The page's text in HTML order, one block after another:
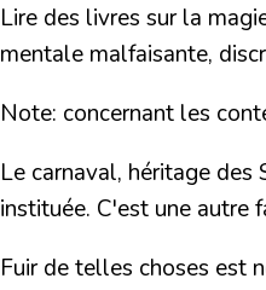
Lire des livres sur la
mentale malfaisante,
Note: concernant les
Le carnaval, héritage des
instituée. C'est une autre
Fuir de telles choses est